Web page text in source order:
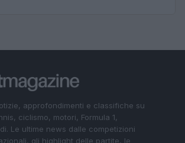
approfondimenti e classifiche su
ciclismo, motori, Formula 1,
Le ultime news dalle competizioni
gli highlight delle partite, le